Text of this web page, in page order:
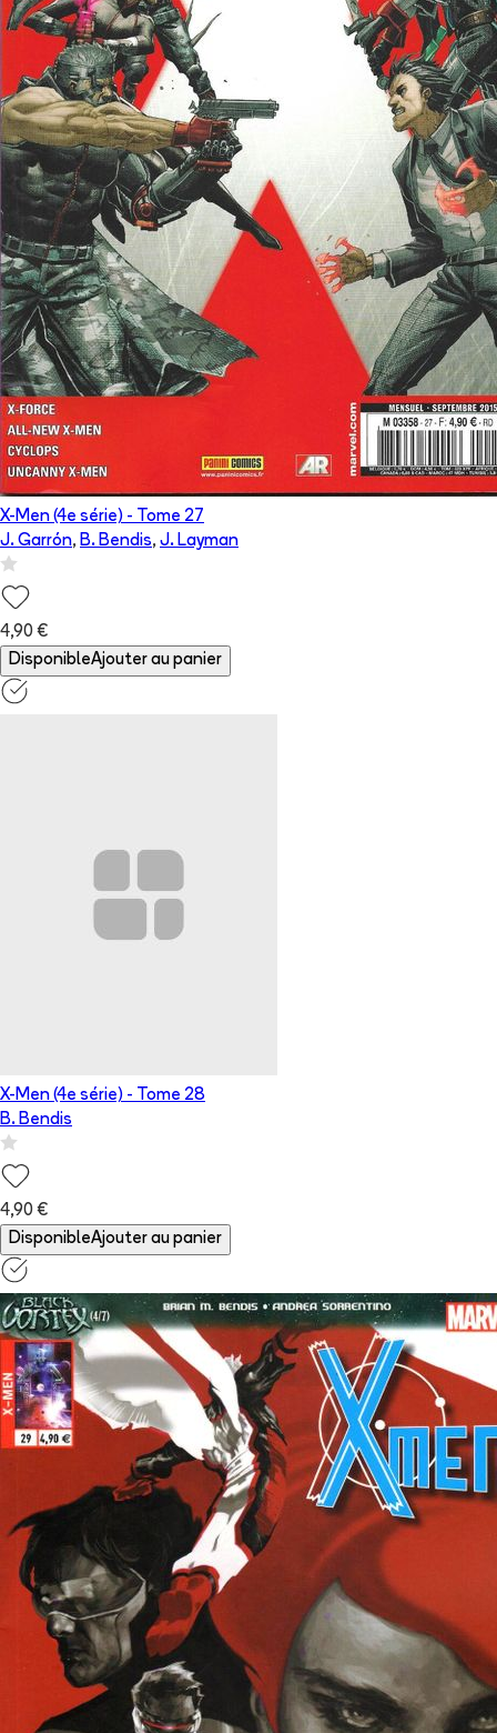
X-Men (4e série) - Tome 27
J. Garrón, B. Bendis, J. Layman
4,90 €
DisponibleAjouter au panier
X-Men (4e série) - Tome 28
B. Bendis
4,90 €
DisponibleAjouter au panier